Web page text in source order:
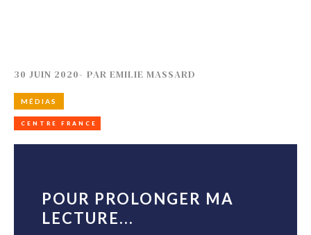
30 JUIN 2020- PAR EMILIE MASSARD
MÉDIAS
CENTRE FRANCE
POUR PROLONGER MA
LECTURE...